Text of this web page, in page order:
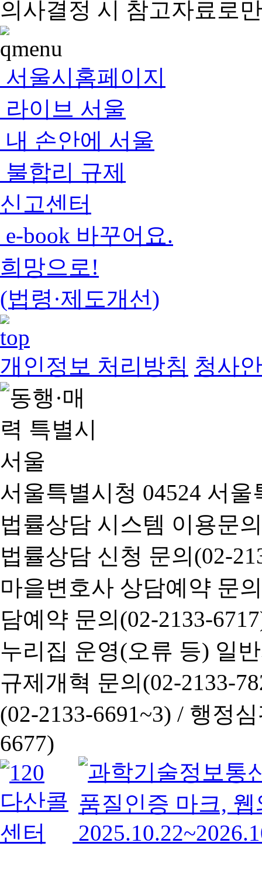
서울시홈페이지
라이브 서울
내 손안에 서울
불합리 규제
신고센터
e-book 바꾸어요.
희망으로!
(법령·제도개선)
개인정보 처리방침 청사
서울특별시청 04524 서
법률상담 시스템 이용문
법률상담 신청 문의(02-
마을변호사 상담예약 문
담예약 문의(02-2133-
누리집 운영(오류 등) 일
규제개혁 문의(02-2133-
(02-2133-6691~3) / 행정심
6677)